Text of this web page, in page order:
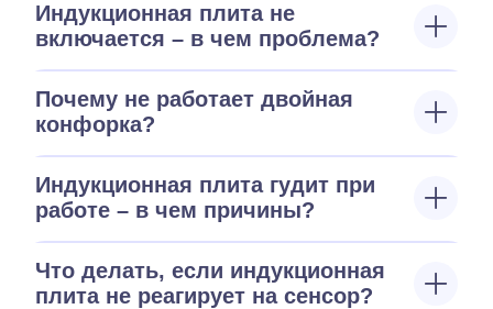
Индукционная плита не
включается – в чем проблема?
Почему не работает двойная
конфорка?
Индукционная плита гудит при
работе – в чем причины?
Что делать, если индукционная
плита не реагирует на сенсор?